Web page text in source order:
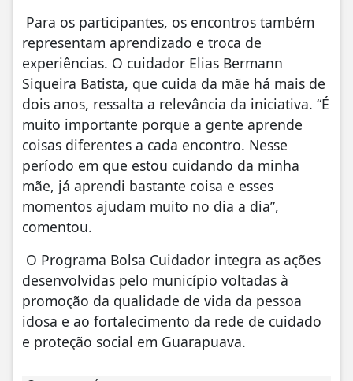
Para os participantes, os encontros também
representam aprendizado e troca de
experiências. O cuidador Elias Bermann
Siqueira Batista, que cuida da mãe há mais de
dois anos, ressalta a relevância da iniciativa. “É
muito importante porque a gente aprende
coisas diferentes a cada encontro. Nesse
período em que estou cuidando da minha
mãe, já aprendi bastante coisa e esses
momentos ajudam muito no dia a dia”,
comentou.
O Programa Bolsa Cuidador integra as ações
desenvolvidas pelo município voltadas à
promoção da qualidade de vida da pessoa
idosa e ao fortalecimento da rede de cuidado
e proteção social em Guarapuava.